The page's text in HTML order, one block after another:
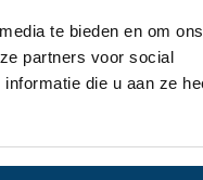
te bieden en om ons
partners voor social
die u aan ze
bij het kiezen van